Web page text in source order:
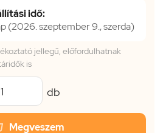
idő:
(2026. szeptember 9., szerda)
jellegű, előfordulhatnak
is
db
Megveszem